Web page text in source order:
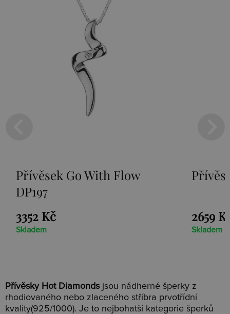
Přívěsek Go With Flow
DP197
3352 Kč
Skladem
2659
Skladem
Přívěsky Hot Diamonds jsou nádherné šperky z
rhodiovaného nebo zlaceného stříbra prvotřídní
kvality(925/1000). Je to nejbohatší kategorie šperků